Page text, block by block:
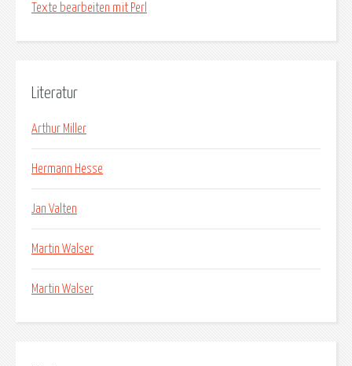
Texte bearbeiten mit Perl
Literatur
Arthur Miller
Hermann Hesse
Jan Valten
Martin Walser
Martin Walser